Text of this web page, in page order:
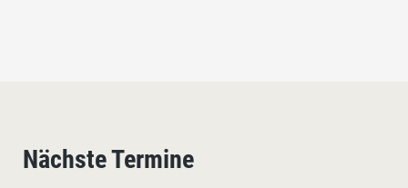
Nächste Termine